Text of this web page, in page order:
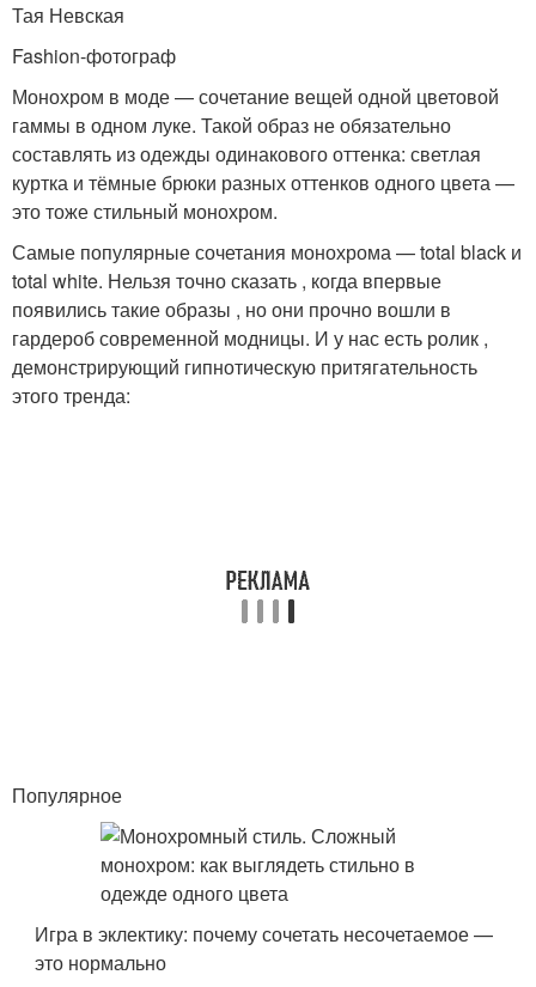
Тая Невская
Fashion-фотограф
Монохром в моде — сочетание вещей одной цветовой
гаммы в одном луке. Такой образ не обязательно
составлять из одежды одинакового оттенка: светлая
куртка и тёмные брюки разных оттенков одного цвета —
это тоже стильный монохром.
Самые популярные сочетания монохрома — total black и
total white. Нельзя точно сказать , когда впервые
появились такие образы , но они прочно вошли в
гардероб современной модницы. И у нас есть ролик ,
демонстрирующий гипнотическую притягательность
этого тренда:
Популярное
Игра в эклектику: почему сочетать несочетаемое —
это нормально